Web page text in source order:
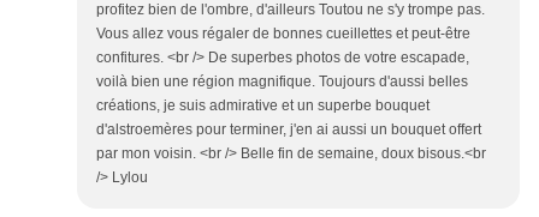
profitez bien de l'ombre, d'ailleurs Toutou ne s'y trompe pas.
Vous allez vous régaler de bonnes cueillettes et peut-être
confitures. <br /> De superbes photos de votre escapade,
voilà bien une région magnifique. Toujours d'aussi belles
créations, je suis admirative et un superbe bouquet
d'alstroemères pour terminer, j'en ai aussi un bouquet offert
par mon voisin. <br /> Belle fin de semaine, doux bisous.<br
/> Lylou